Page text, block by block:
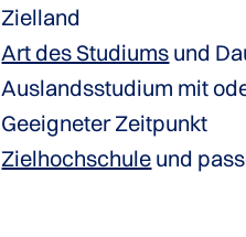
Zielland
Art des Studiums und
Auslandsstudium mit
Geeigneter Zeitpunkt
Zielhochschule und